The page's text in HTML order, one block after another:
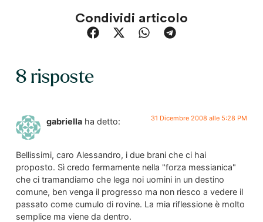
Condividi articolo
8 risposte
gabriella ha detto: 31 Dicembre 2008 alle 5:28 PM
Bellissimi, caro Alessandro, i due brani che ci hai
proposto. Sì credo fermamente nella "forza messianica"
che ci tramandiamo che lega noi uomini in un destino
comune, ben venga il progresso ma non riesco a vedere il
passato come cumulo di rovine. La mia riflessione è molto
semplice ma viene da dentro.